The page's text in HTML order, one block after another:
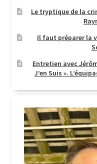
Le tryptique de la
Il faut préparer la
Entretien avec
J’en Suis ».